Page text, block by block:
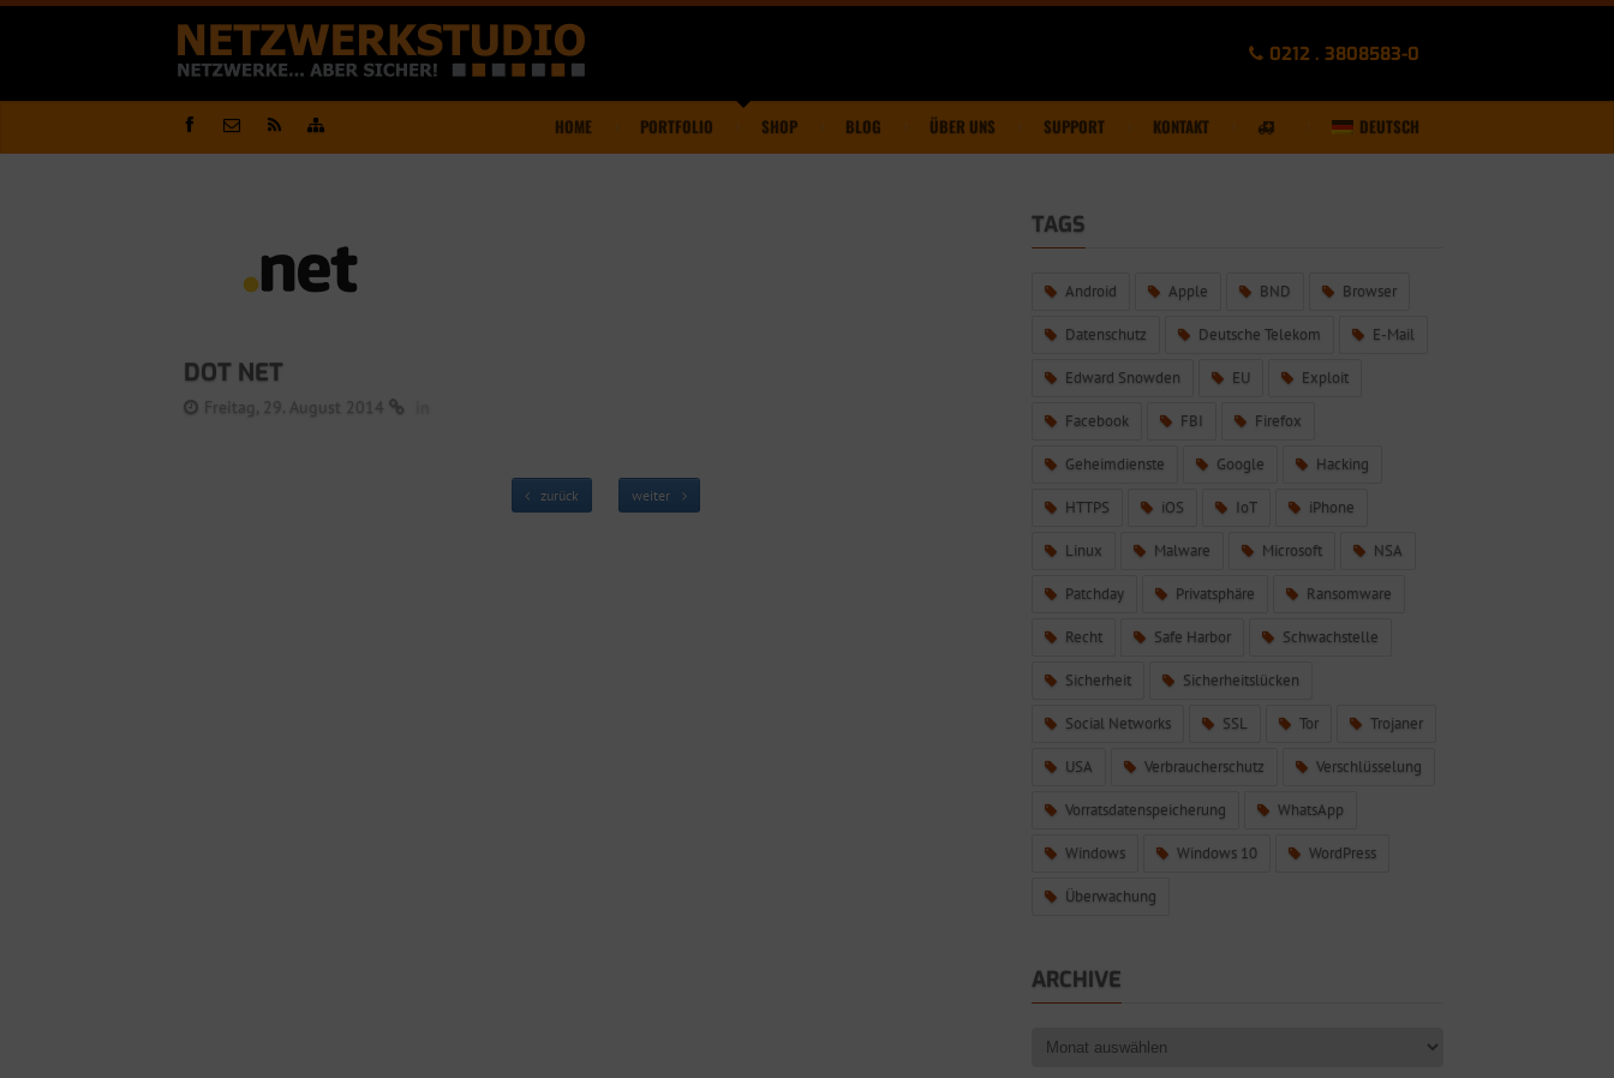
0212 . 3808583-0
HOME PORTFOLIO SHOP BLOG ÜBER UNS SUPPORT KONTAKT DEUTSCH
DOT NET
Freitag, 29. August 2014
zurück weiter
TAGS
Android Apple BND Browser
Datenschutz Deutsche Telekom E-Mail
Edward Snowden EU Exploit
Facebook FBI Firefox
Geheimdienste Google Hacking
HTTPS iOS IoT iPhone
Linux Malware Microsoft NSA
Patchday Privatsphäre Ransomware
Recht Safe Harbor Schwachstelle
Sicherheit Sicherheitslücken
Social Networks SSL Tor Trojaner
USA Verbraucherschutz Verschlüsselung
Vorratsdatenspeicherung WhatsApp
Windows Windows 10 WordPress
Überwachung
ARCHIVE